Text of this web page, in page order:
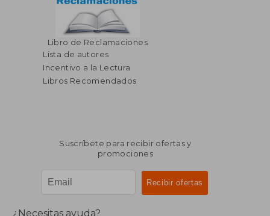
Libro de Reclamaciones
Lista de autores
Incentivo a la Lectura
Libros Recomendados
Suscríbete para recibir ofertas y
promociones
¿Necesitas ayuda?